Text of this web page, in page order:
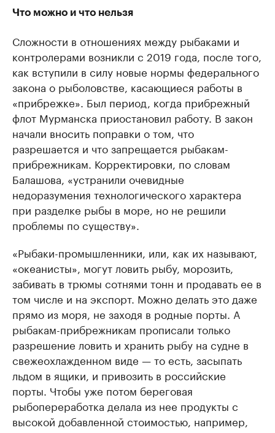
Что можно и что нельзя
Сложности в отношениях между рыбаками и
контролерами возникли с 2019 года, после того,
как вступили в силу новые нормы федерального
закона о рыболовстве, касающиеся работы в
«прибрежке». Был период, когда прибрежный
флот Мурманска приостановил работу. В закон
начали вносить поправки о том, что
разрешается и что запрещается рыбакам-
прибрежникам. Корректировки, по словам
Балашова, «устранили очевидные
недоразумения технологического характера
при разделке рыбы в море, но не решили
проблемы по существу».
«Рыбаки-промышленники, или, как их называют,
«океанисты», могут ловить рыбу, морозить,
забивать в трюмы сотнями тонн и продавать ее в
том числе и на экспорт. Можно делать это даже
прямо из моря, не заходя в родные порты. А
рыбакам-прибрежникам прописали только
разрешение ловить и хранить рыбу на судне в
свежеохлажденном виде — то есть, засыпать
льдом в ящики, и привозить в российские
порты. Чтобы уже потом береговая
рыбопереработка делала из нее продукты с
высокой добавленной стоимостью, например,